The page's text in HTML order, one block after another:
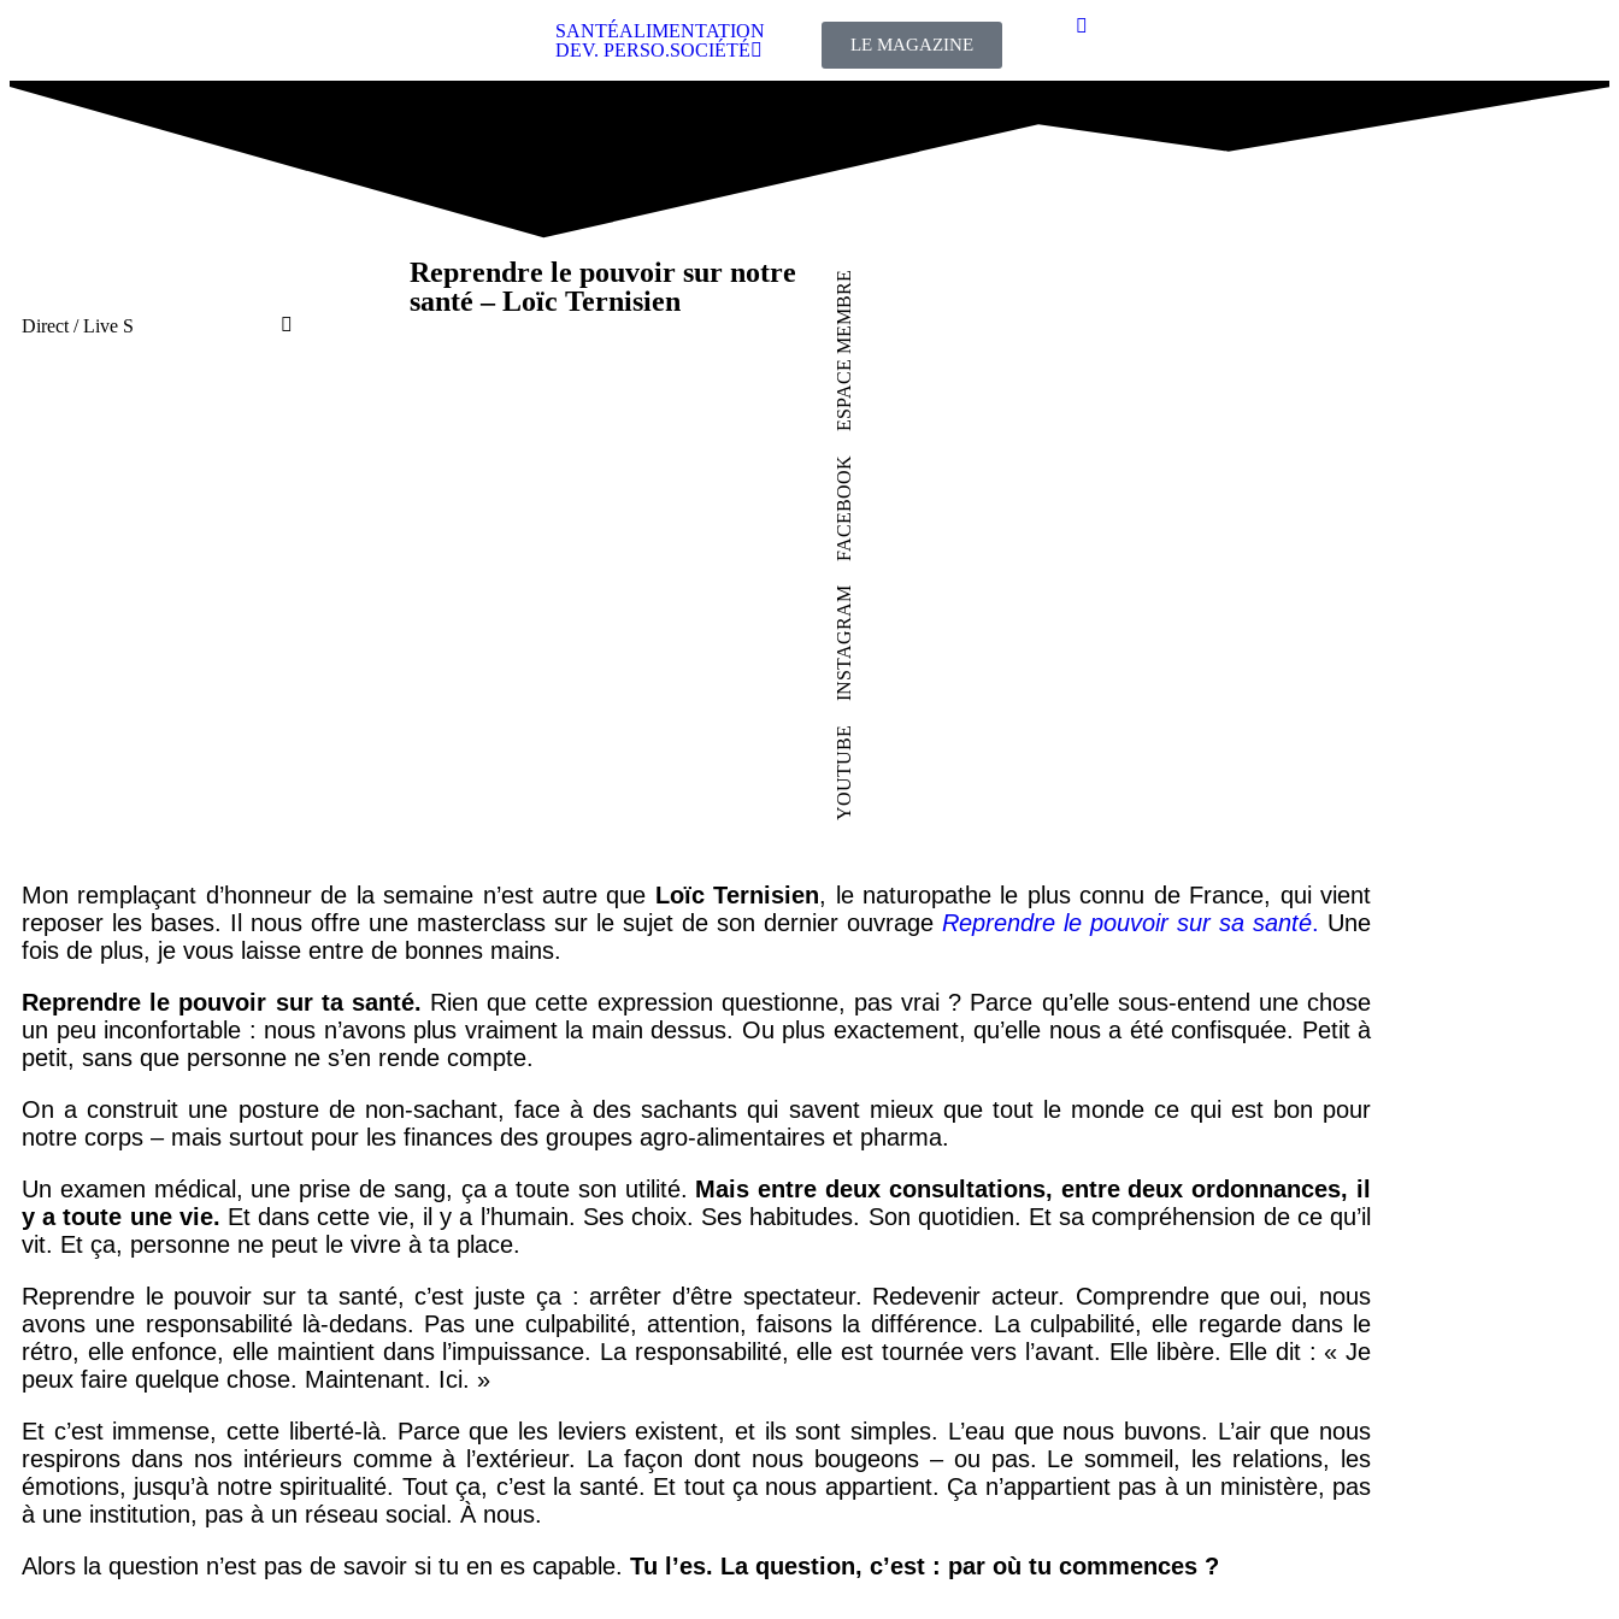
SANTÉALIMENTATION
DEV. PERSO.SOCIÉTÉ LE MAGAZINE
Reprendre le pouvoir sur notre
santé – Loïc Ternisien
Direct / Live S ESPACE MEMBRE
FACEBOOK
INSTAGRAM
YOUTUBE
Mon remplaçant d’honneur de la semaine n’est autre que Loïc Ternisien, le naturopathe le plus connu de France, qui vient
reposer les bases. Il nous offre une masterclass sur le sujet de son dernier ouvrage Reprendre le pouvoir sur sa santé. Une
fois de plus, je vous laisse entre de bonnes mains.
Reprendre le pouvoir sur ta santé. Rien que cette expression questionne, pas vrai ? Parce qu’elle sous-entend une chose
un peu inconfortable : nous n’avons plus vraiment la main dessus. Ou plus exactement, qu’elle nous a été confisquée. Petit à
petit, sans que personne ne s’en rende compte.
On a construit une posture de non-sachant, face à des sachants qui savent mieux que tout le monde ce qui est bon pour
notre corps – mais surtout pour les finances des groupes agro-alimentaires et pharma.
Un examen médical, une prise de sang, ça a toute son utilité. Mais entre deux consultations, entre deux ordonnances, il
y a toute une vie. Et dans cette vie, il y a l’humain. Ses choix. Ses habitudes. Son quotidien. Et sa compréhension de ce qu’il
vit. Et ça, personne ne peut le vivre à ta place.
Reprendre le pouvoir sur ta santé, c’est juste ça : arrêter d’être spectateur. Redevenir acteur. Comprendre que oui, nous
avons une responsabilité là-dedans. Pas une culpabilité, attention, faisons la différence. La culpabilité, elle regarde dans le
rétro, elle enfonce, elle maintient dans l’impuissance. La responsabilité, elle est tournée vers l’avant. Elle libère. Elle dit : « Je
peux faire quelque chose. Maintenant. Ici. »
Et c’est immense, cette liberté-là. Parce que les leviers existent, et ils sont simples. L’eau que nous buvons. L’air que nous
respirons dans nos intérieurs comme à l’extérieur. La façon dont nous bougeons – ou pas. Le sommeil, les relations, les
émotions, jusqu’à notre spiritualité. Tout ça, c’est la santé. Et tout ça nous appartient. Ça n’appartient pas à un ministère, pas
à une institution, pas à un réseau social. À nous.
Alors la question n’est pas de savoir si tu en es capable. Tu l’es. La question, c’est : par où tu commences ?